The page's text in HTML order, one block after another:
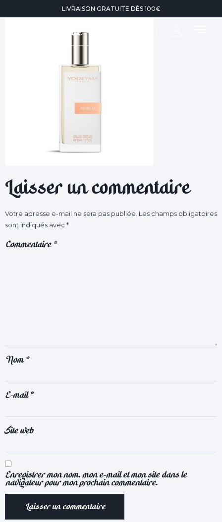
LIVRAISON GRATUITE DÈS 100€
Laisser un commentaire
Votre adresse e-mail ne sera pas publiée. Les champs obligatoires
sont indiqués avec *
Commentaire*
Nom*
E-mail*
Site web
Enregistrer mon nom, mon e-mail et mon site dans le
navigateur pour mon prochain commentaire.